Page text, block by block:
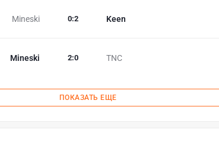
Mineski Keen
0:2
Mineski TNC
2:0
ПОКАЗАТЬ ЕЩЕ